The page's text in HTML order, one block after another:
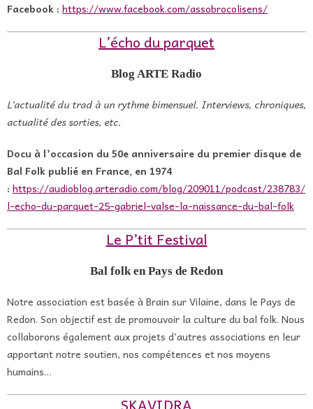
Facebook : https://www.facebook.com/assobrocolisens/
L’écho du parquet
Blog ARTE Radio
L’actualité du trad à un rythme bimensuel. Interviews, chroniques,
actualité des sorties, etc.
Docu à l’occasion du 50e anniversaire du premier disque de
Bal Folk publié en France, en 1974
: https://audioblog.arteradio.com/blog/209011/podcast/238783/
l-echo-du-parquet-25-gabriel-valse-la-naissance-du-bal-folk
Le P’tit Festival
Bal folk en Pays de Redon
Notre association est basée à Brain sur Vilaine, dans le Pays de
Redon. Son objectif est de promouvoir la culture du bal folk. Nous
collaborons également aux projets d’autres associations en leur
apportant notre soutien, nos compétences et nos moyens
humains…